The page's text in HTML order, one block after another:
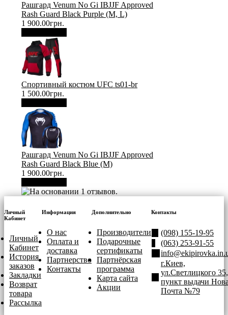
Рашгард Venum No Gi IBJJF Approved
Rash Guard Black Purple (М, L)
1 900.00грн.
Спортивный костюм UFC ts01-br
1 500.00грн.
Рашгард Venum No Gi IBJJF Approved
Rash Guard Black Blue (М)
1 900.00грн.
Личный
Кабинет
Личный
Кабинет
История
заказов
Закладки
Возврат
товара
Рассылка
Информация
О нас
Оплата и
доставка
Партнерство
Контакты
Дополнительно
Производители
Подарочные
сертификаты
Партнёрская
программа
Карта сайта
Акции
Контакты
(098) 155-19-95
(063) 253-91-55
г.Киев,
ул.Светлицкого 35,
пункт выдачи
Почта №79